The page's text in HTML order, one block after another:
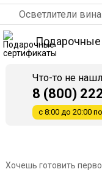
Осветлители вина
Подарочные
Что-то не
8 (800)
с 8:00 до 20:00
Хочешь готовить